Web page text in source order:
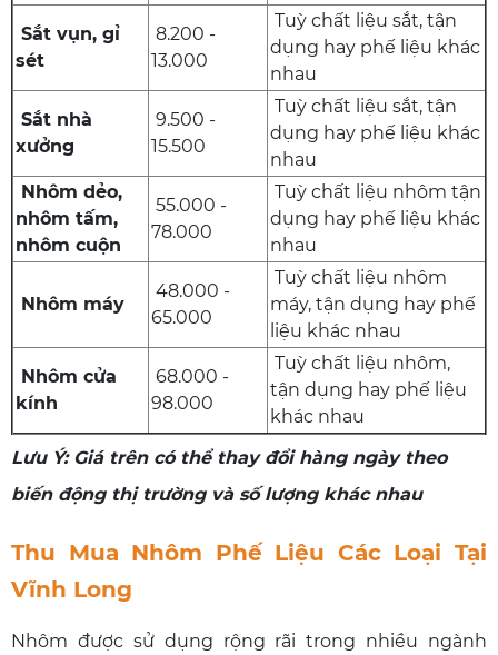
Sắt vụn, gỉ
sét
8.200 -
13.000
Tuỳ chất liệu sắt, tận
dụng hay phế liệu khác
nhau
Sắt nhà
xưởng
9.500 -
15.500
Tuỳ chất liệu sắt, tận
dụng hay phế liệu khác
nhau
Nhôm dẻo,
nhôm tấm,
nhôm cuộn
55.000 -
78.000
Tuỳ chất liệu nhôm tận
dụng hay phế liệu khác
nhau
Nhôm máy
48.000 -
65.000
Tuỳ chất liệu nhôm
máy, tận dụng hay phế
liệu khác nhau
Nhôm cửa
kính
68.000 -
98.000
Tuỳ chất liệu nhôm,
tận dụng hay phế liệu
khác nhau
Lưu Ý: Giá trên có thể thay đổi hàng ngày theo
biến động thị trường và số lượng khác nhau
Thu Mua Nhôm Phế Liệu Các Loại Tại
Vĩnh Long
Nhôm được sử dụng rộng rãi trong nhiều ngành